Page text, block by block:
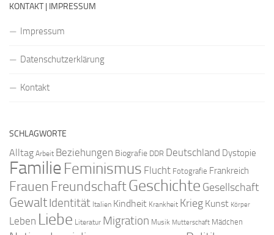
KONTAKT | IMPRESSUM
Impressum
Datenschutzerklärung
Kontakt
SCHLAGWORTE
Alltag Arbeit Beziehungen Biografie DDR Deutschland Dystopie
FamilieFeminismus Flucht Fotografie Frankreich
Frauen FreundschaftGeschichte Gesellschaft
GewaltIdentität Italien Kindheit Krankheit Krieg Kunst Körper
Leben Liebe Literatur Migration Musik Mutterschaft Mädchen